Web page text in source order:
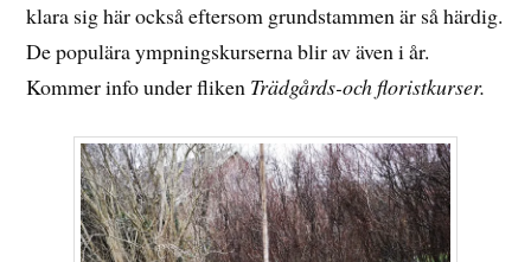
klara sig här också eftersom grundstammen är så härdig.
De populära ympningskurserna blir av även i år.
Kommer info under fliken Trädgårds-och floristkurser.